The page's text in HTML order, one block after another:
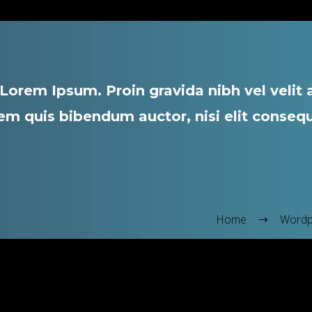
Lorem Ipsum. Proin gravida nibh vel
quis bibendum auctor, nisi elit
Home